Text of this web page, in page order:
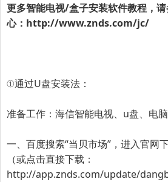
更多智能电视/盒子安装软件教程，
心： http://www.znds.com/jc/
①通过U盘安装法：
准备工作：海信智能电视、u盘、电脑
一、百度搜索“当贝市场”，进入官网
（或点击直接下载：
http://app.znds.com/update/